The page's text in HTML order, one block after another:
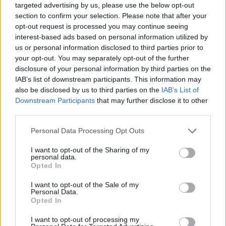
targeted advertising by us, please use the below opt-out
section to confirm your selection. Please note that after your
opt-out request is processed you may continue seeing
interest-based ads based on personal information utilized by
us or personal information disclosed to third parties prior to
your opt-out. You may separately opt-out of the further
disclosure of your personal information by third parties on the
IAB’s list of downstream participants. This information may
also be disclosed by us to third parties on the IAB’s List of
Downstream Participants that may further disclose it to other
Please note that this website/app uses one or more Google
not limited to your visit or usage behaviour. You may click to
grant or deny consent to Google and its third-party tags to
use your data for below specified purposes in below Google
consent section.
Personal Data Processing Opt Outs
I want to opt-out of the Sharing of my
personal data.
Opted In
I want to opt-out of the Sale of my
Personal Data.
Opted In
I want to opt-out of processing my
ugyanis nem lehet korlátok közé
szorítani — jelentette ki Orbán
Viktor.
Szélesebb közönség és társművészeti
programok
Schmidt Mária, az intézményt működtető
Közép- és Kelet-európai Történelem és
Társadalom Kutatásáért Közalapítvány
főigazgatója elmondta: három évvel ezelőtt
merült fel az a gondolat, hogy Kertész Imre
hagyatékának máshol nem őrzött részét saját
intézményben dolgozzák fel. Beszámolója
szerint Orbán Viktor az első pillanattól